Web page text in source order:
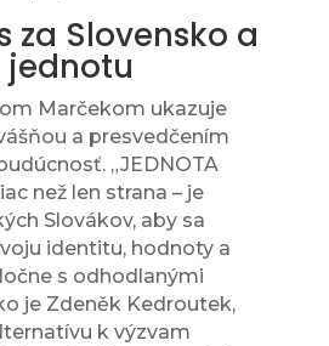
za Slovensko a
jednotu
Marčekom ukazuje
a presvedčením
„JEDNOTA
než len strana – je
Slovákov, aby sa
identitu, hodnoty a
s odhodlanými
je Zdeněk Kedroutek,
k výzvam